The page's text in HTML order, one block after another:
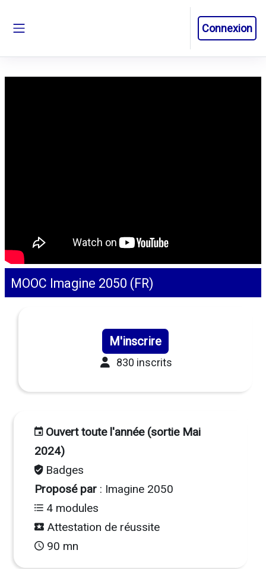
Connexion
MOOC Imagine 2050 (FR)
Ouvert toute l'année (sortie Mai
2024)
Badges
Proposé par : Imagine 2050
4 modules
Attestation de réussite
90 mn
M'inscrire
830 inscrits